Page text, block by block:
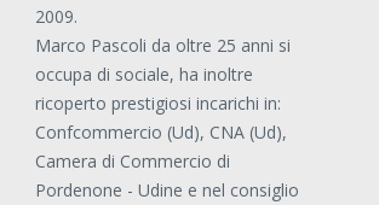
2009.
Marco Pascoli da oltre 25 anni si
occupa di sociale, ha inoltre
ricoperto prestigiosi incarichi in:
Confcommercio (Ud), CNA (Ud),
Camera di Commercio di
Pordenone - Udine e nel consiglio